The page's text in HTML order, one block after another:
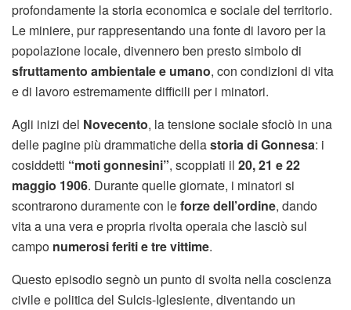
profondamente la storia economica e sociale del territorio.
Le miniere, pur rappresentando una fonte di lavoro per la
popolazione locale, divennero ben presto simbolo di
sfruttamento ambientale e umano, con condizioni di vita
e di lavoro estremamente difficili per i minatori.
Agli inizi del Novecento, la tensione sociale sfociò in una
delle pagine più drammatiche dellastoria di Gonnesa: i
cosiddetti “moti gonnesini”, scoppiati il 20, 21 e 22
maggio 1906. Durante quelle giornate, i minatori si
scontrarono duramente con leforze dell’ordine, dando
vita a una vera e propria rivolta operaia che lasciò sul
campo numerosi feriti e tre vittime.
Questo episodio segnò un punto di svolta nella coscienza
civile e politica del Sulcis-Iglesiente, diventando un